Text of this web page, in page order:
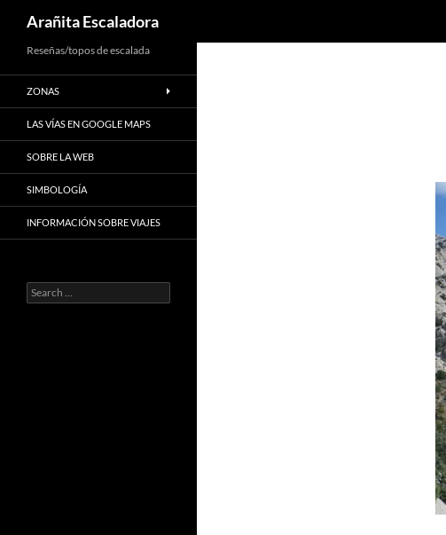
to
content
Arañita Escaladora
Reseñas/topos de escalada
ZONAS
LAS VÍAS EN GOOGLE MAPS
SOBRE LA WEB
SIMBOLOGÍA
INFORMACIÓN SOBRE VIAJES
Search
for: